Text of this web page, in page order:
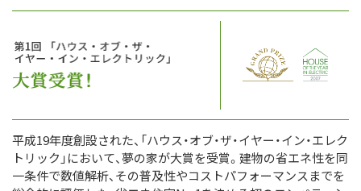
平成19年度創設された、「ハウス・オブ・ザ・イヤー・イン・エレク
トリック」において、夢の家が大賞を受賞。建物の省エネ性を同
一条件で数値解析、その普及性やコストパフォーマンスまでを